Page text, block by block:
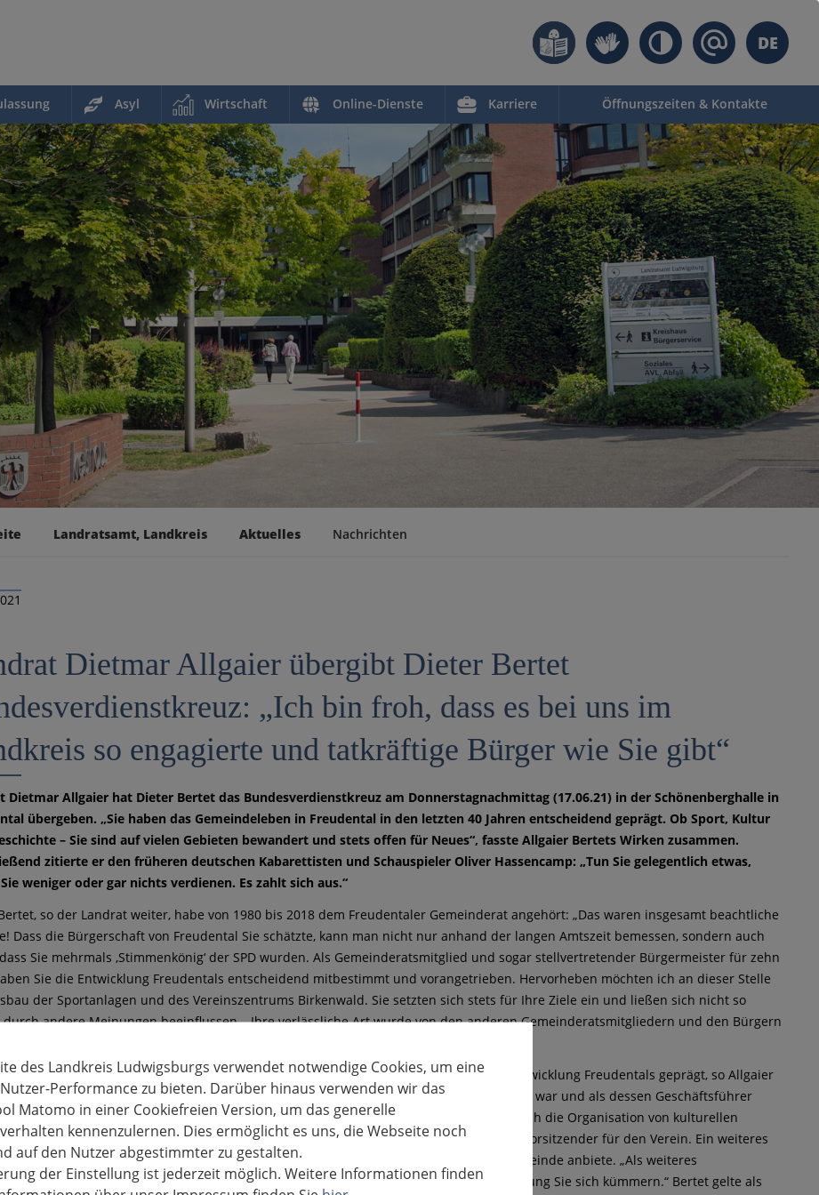
DE
Asyl Wirtschaft Online-Dienste Karriere Öffnungszeiten & Kontakte
Landratsamt, Landkreis Aktuelles Nachrichten
Dietmar Allgaier übergibt Dieter Bertet
„Ich bin froh, dass es bei uns im
so engagierte und tatkräftige Bürger wie Sie gibt“
Dietmar Allgaier hat Dieter Bertet das Bundesverdienstkreuz am Donnerstagnachmittag (17.06.21) in der Schönenberghalle in
übergeben. „Sie haben das Gemeindeleben in Freudental in den letzten 40 Jahren entscheidend geprägt. Ob Sport, Kultur
– Sie sind auf vielen Gebieten bewandert und stets offen für Neues“, fasste Allgaier Bertets Wirken zusammen.
zitierte er den früheren deutschen Kabarettisten und Schauspieler Oliver Hassencamp: „Tun Sie gelegentlich etwas,
weniger oder gar nichts verdienen. Es zahlt sich aus.“
so der Landrat weiter, habe von 1980 bis 2018 dem Freudentaler Gemeinderat angehört: „Das waren insgesamt beachtliche
Dass die Bürgerschaft von Freudental Sie schätzte, kann man nicht nur anhand der langen Amtszeit bemessen, sondern auch
Sie mehrmals ,Stimmenkönig‘ der SPD wurden. Als Gemeinderatsmitglied und sogar stellvertretender Bürgermeister für zehn
Sie die Entwicklung Freudentals entscheidend mitbestimmt und vorangetrieben. Hervorheben möchten ich an dieser Stelle
der Sportanlagen und des Vereinszentrums Birkenwald. Sie setzten sich stets für Ihre Ziele ein und ließen sich nicht so
durch andere Meinungen beeinflussen – Ihre verlässliche Art wurde von den anderen Gemeinderatsmitgliedern und den Bürgern
sein ehrenamtliches Engagement außerhalb des Gemeinderats habe Bertet die Entwicklung Freudentals geprägt, so Allgaier
erinnerte daran, dass Bertet 2006 Gründungsmitglied des Vereins „Bürger für Bürger“ war und als dessen Geschäftsführer
dazu beigetragen habe, dass das Stiftungskapital der Bürgerstiftung Freudental durch die Organisation von kulturellen
auf knapp 50.000 Euro angestiegen sei. Bis heute engagiere sich Bertet als 2. Vorsitzender für den Verein. Ein weiteres
seien die Ortsführungen, die der Geehrte seit 2006 in Kooperation mit der Gemeinde anbiete. „Als weiteres
gilt für Sie die Freudentaler Synagoge, um deren Erhalt und geschichtliche Wirkung Sie sich kümmern.“ Bertet gelte als
des Landkreis Ludwigsburgs verwendet notwendige Cookies, um eine
Performance zu bieten. Darüber hinaus verwenden wir das
Matomo in einer Cookiefreien Version, um das generelle
kennenzulernen. Dies ermöglicht es uns, die Webseite noch
auf den Nutzer abgestimmter zu gestalten.
der Einstellung ist jederzeit möglich. Weitere Informationen finden